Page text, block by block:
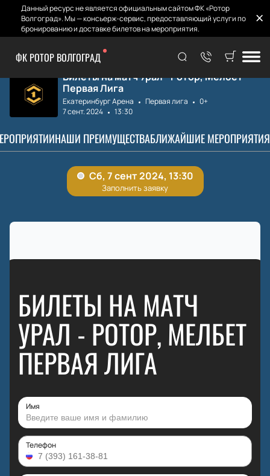
Данный ресурс не является официальным сайтом ФК «Ротор
Волгоград». Мы — консьерж-сервис, предоставляющий услуги по
бронированию и доставке билетов на мероприятия.
ФК РОТОР ВОЛГОГРАД
Главная Матчи и Билеты
Билеты на матч Урал - Ротор, Мелбет
Первая Лига
Екатеринбург Арена Первая лига
0+
7 сент. 2024
13:30
НАШИ ПРЕИМУЩЕСТВАБЛИЖАЙШИЕ МЕРОПРИЯТИЯ
БИЛЕТЫ НА МАТЧ
УРАЛ - РОТОР, МЕЛБЕТ
ПЕРВАЯ ЛИГА
Имя
Телефон